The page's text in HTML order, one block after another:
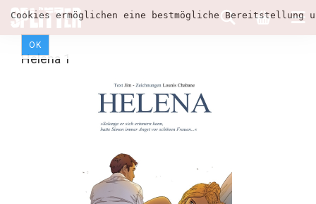
Cookies ermöglichen eine bestmögliche
OK
Helena 1